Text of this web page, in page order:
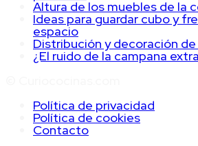
Altura de los muebles de la
Ideas para guardar cubo y
espacio
Distribución y decoración
¿El ruido de la campana
Política de privacidad
Política de cookies
Contacto